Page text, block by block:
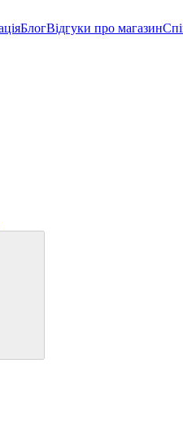
БлогВідгуки про магазин